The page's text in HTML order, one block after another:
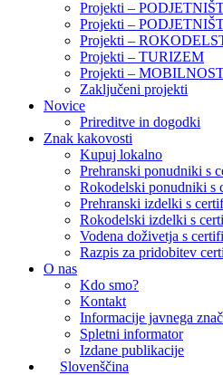
Projekti –
Projekti –
Projekti –
Projekti – TURIZEM
Projekti –
Zaključeni projekti
Novice
Prireditve in dogodki
Znak kakovosti
Kupuj lokalno
Prehranski ponudniki s
Rokodelski ponudniki s
Prehranski izdelki s
Rokodelski izdelki s
Vodena doživetja s
Razpis za pridobitev
O nas
Kdo smo?
Kontakt
Informacije javnega
Spletni informator
Izdane publikacije
Slovenščina